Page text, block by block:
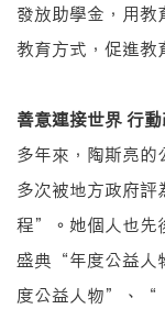
發放助學金，用教
教育方式，促進教
善意連接世界 行
多年來，陶斯亮的
多次被地方政府
程”。她個人也先
盛典“年度公益人
度公益人物”、“